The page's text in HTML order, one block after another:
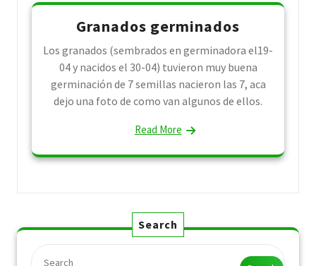
Granados germinados
Los granados (sembrados en germinadora el19-
04 y nacidos el 30-04) tuvieron muy buena
germinación de 7 semillas nacieron las 7, aca
dejo una foto de como van algunos de ellos.
Read More
Search